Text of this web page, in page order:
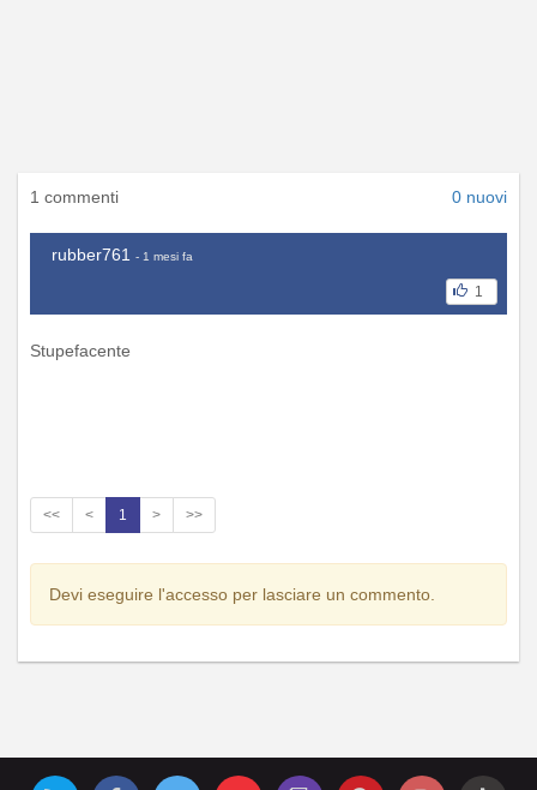
1 commenti 0 nuovi
rubber761 - 1 mesi fa
1
Stupefacente
<< < 1 > >>
Devi eseguire l'accesso per lasciare un commento.